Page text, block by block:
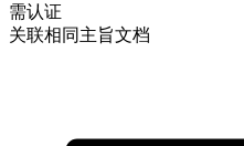
需认证
关联相同主旨文档